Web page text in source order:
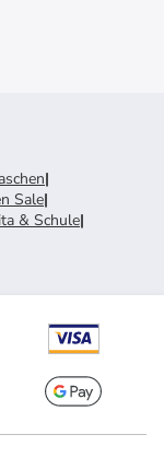
|
Sale|
& Schule|